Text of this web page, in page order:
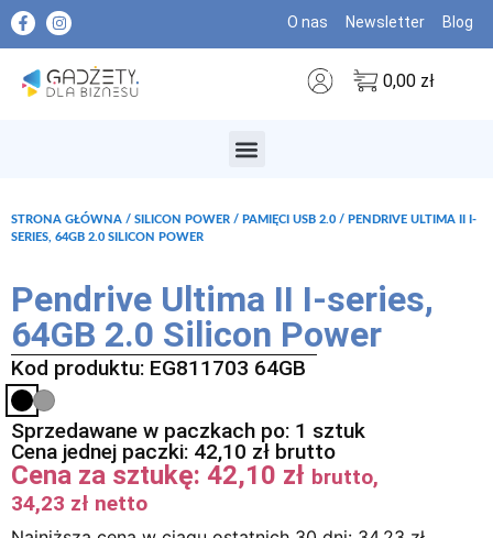
O nas Newsletter Blog
0,00 zł
STRONA GŁÓWNA / SILICON POWER / PAMIĘCI USB 2.0 / PENDRIVE ULTIMA II I-
SERIES, 64GB 2.0 SILICON POWER
Pendrive Ultima II I-series,
64GB 2.0 Silicon Power
Kod produktu: EG811703 64GB
Sprzedawane w paczkach po: 1 sztuk
Cena jednej paczki: 42,10 zł brutto
Cena za sztukę: 42,10 zł brutto,
34,23 zł netto